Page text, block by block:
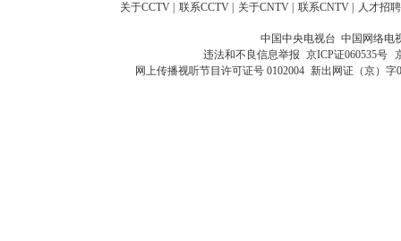
关于CCTV 联系CCTV 关于CNTV 联系CNTV 人才招聘
中国中央电视台 中国网络电
违法和不良信息举报 京ICP证060535号
网上传播视听节目许可证号 0102004 新出网证（京）